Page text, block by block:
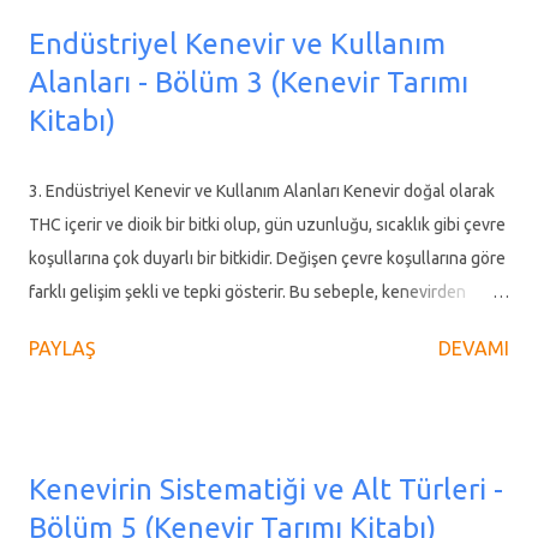
büyüterek 1984 yılında kenevir elyafından ip üretmek amacıyla
bir fabrika kurdu. Dönemin Tarım ve Köyişleri Bakanının da
katıldığı törenle açılan fabrikanın ihtiyaç duyduğu kenevir,
ediliyordu. Yörede ekili kenevirlerin işlenmesiyle ilk yıllar adından
söz ettiren tesiste yüzden fazla kişi istihdam edildi. Ancak
sonrasında ham maddenin azalması ve sermayesinin yetersizliği
ned...
Endüstriyel Kenevir ve Kullanım
Alanları - Bölüm 3 (Kenevir Tarımı
Kitabı)
3. Endüstriyel Kenevir ve Kullanım Alanları Kenevir doğal olarak
THC içerir ve dioik bir bitki olup, gün uzunluğu, sıcaklık gibi çevre
koşullarına çok duyarlı bir bitkidir. Değişen çevre koşullarına göre
farklı gelişim şekli ve tepki gösterir. Bu sebeple, kenevirden
yetiştirmek suretiyle beklenen fayda sağlanmaktadır. Lif amaçlı
katı oranda THC alınabilmektedir. Tablo 2. Endüstriyel Kenevirin
Modern Kullanım Alanları Kenevir üzerine yapılan araştırmalar,
PAYLAŞ DEVAMI
Kenevirin Sistematiği ve Alt Türleri -
Bölüm 5 (Kenevir Tarımı Kitabı)